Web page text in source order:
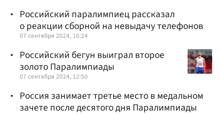
Российский паралимпиец рассказал
о реакции сборной на невыдачу телефонов
07 сентября 2024, 16:24
Российский бегун выиграл второе
золото Паралимпиады
07 сентября 2024, 12:50
Россия занимает третье место в медальном
зачете после десятого дня Паралимпиады